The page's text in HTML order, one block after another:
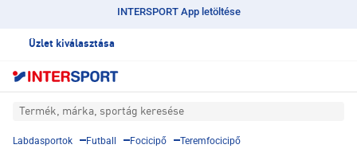
INTERSPORT App letöltése
Üzlet kiválasztása
Termék, márka, sportág keresése
Labdasportok Futball Focicipő Teremfocicipő